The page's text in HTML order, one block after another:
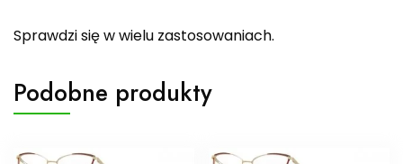
Sprawdzi się w wielu zastosowaniach.
Podobne produkty